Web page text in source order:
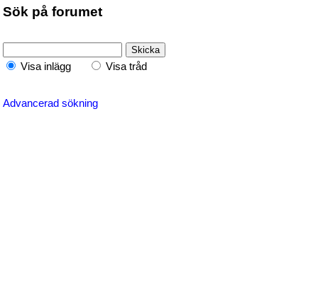
Sök på forumet
Visa inlägg Visa tråd
Advancerad sökning